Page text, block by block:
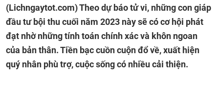
(Lichngaytot.com)Theo dự báo tử vi, những con giáp
đầu tư bội thu cuối năm 2023 này sẽ có cơ hội phát
đạt nhờ những tính toán chính xác và khôn ngoan
của bản thân. Tiền bạc cuồn cuộn đổ về, xuất hiện
quý nhân phù trợ, cuộc sống có nhiều cải thiện.